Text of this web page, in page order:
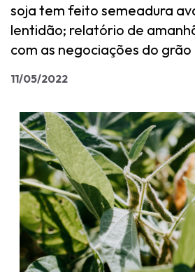
soja tem feito semeadura
lentidão; relatório de
com as negociações do
11/05/2022